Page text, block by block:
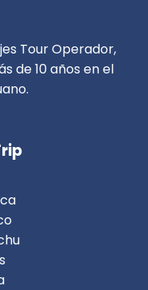
Tour Operador,
de 10 años en el